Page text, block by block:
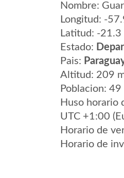
Nombre:
Longitud: -
Latitud: -21.3
Estado:
Pais:
Altitud: 209
Poblacion: 49
Huso horario
UTC +1:00
Horario de
Horario de